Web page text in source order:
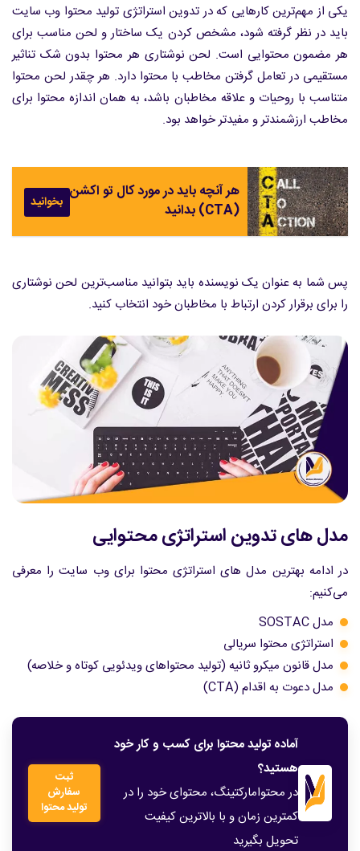
یکی از مهم‌ترین کارهایی که در تدوین استراتژی تولید محتوا وب سایت
باید در نظر گرفته شود، مشخص کردن یک ساختار و لحن مناسب برای
هر مضمون محتوایی است. لحن نوشتاری هر محتوا بدون شک تناثیر
مستقیمی در تعامل گرفتن مخاطب با محتوا دارد. هر چقدر لحن محتوا
متناسب با روحیات و علاقه مخاطبان باشد، به همان اندازه محتوا برای
مخاطب ارزشمندتر و مفیدتر خواهد بود.
هر آنچه باید در مورد کال تو اکشن
(CTA) بدانید
بخوانید
پس شما به عنوان یک نویسنده باید بتوانید مناسب‌ترین لحن نوشتاری
را برای برقرار کردن ارتباط با مخاطبان خود انتخاب کنید.
مدل‌ های تدوین استراتژی محتوایی
در ادامه بهترین مدل های استراتژی محتوا برای وب سایت را معرفی
می‌کنیم:
مدل SOSTAC
استراتژی محتوا سریالی
مدل قانون میکرو ثانیه (تولید محتواهای ویدئویی کوتاه و خلاصه)
مدل دعوت به اقدام (CTA)
آماده تولید محتوا برای کسب و کار خود
هستید؟
در محتوامارکتینگ، محتوای خود را در
کمترین زمان و با بالاترین کیفیت
تحویل بگیرید
ثبت
سفارش
تولید محتوا